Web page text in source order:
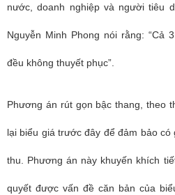
nước, doanh nghiệp và người tiêu
Nguyễn Minh Phong nói rằng: “Cả
đều không thuyết phục”.
Phương án rút gọn bậc thang, theo
lại biểu giá trước đây để đảm bảo có
thu. Phương án này khuyến khích
quyết được vấn đề căn bản của